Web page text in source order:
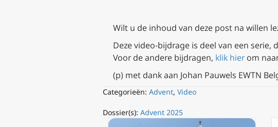
Wilt u de inhoud van deze post na willen
Deze video-bijdrage is deel van een
Voor de andere bijdragen, klik hier om
(p) met dank aan Johan Pauwels EWTN
Categorieën: Advent, Video
Dossier(s): Advent 2025